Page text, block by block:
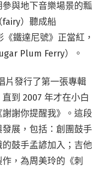
與地下音樂場景的瓢
fairy）聽成船
《鐵達尼號》正當紅，
Plum Ferry）。
片發行了第一張專輯
到 2007 年才在小白
謝你提醒我》。這段
展，包括：創團鼓手
鼓手孟諺加入；吉他
，為周美玲的《刺